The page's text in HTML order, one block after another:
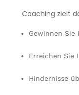
Coaching zielt
Gewinnen Sie
Erreichen Sie
Hindernisse